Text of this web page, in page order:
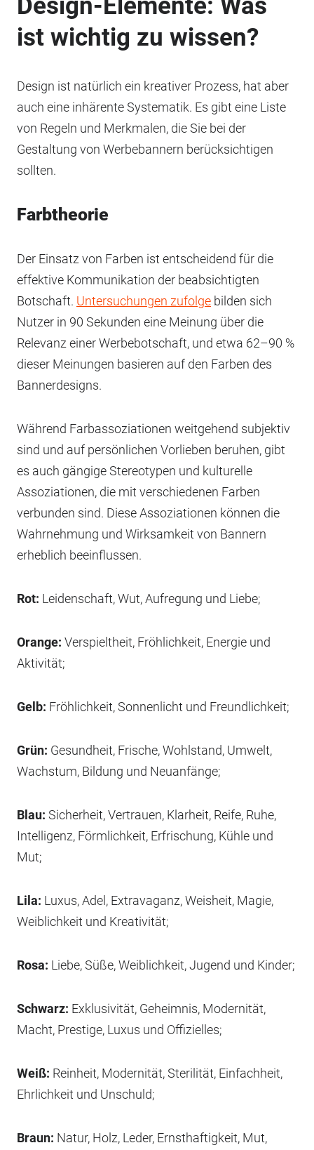
ist wichtig zu wissen?
Design ist natürlich ein kreativer Prozess, hat aber
auch eine inhärente Systematik. Es gibt eine Liste
von Regeln und Merkmalen, die Sie bei der
Gestaltung von Werbebannern berücksichtigen
sollten.
Farbtheorie
Der Einsatz von Farben ist entscheidend für die
effektive Kommunikation der beabsichtigten
Botschaft. Untersuchungen zufolge bilden sich
Nutzer in 90 Sekunden eine Meinung über die
Relevanz einer Werbebotschaft, und etwa 62–90 %
dieser Meinungen basieren auf den Farben des
Bannerdesigns.
Während Farbassoziationen weitgehend subjektiv
sind und auf persönlichen Vorlieben beruhen, gibt
es auch gängige Stereotypen und kulturelle
Assoziationen, die mit verschiedenen Farben
verbunden sind. Diese Assoziationen können die
Wahrnehmung und Wirksamkeit von Bannern
erheblich beeinflussen.
Rot: Leidenschaft, Wut, Aufregung und Liebe;
Orange: Verspieltheit, Fröhlichkeit, Energie und
Aktivität;
Gelb: Fröhlichkeit, Sonnenlicht und Freundlichkeit;
Grün: Gesundheit, Frische, Wohlstand, Umwelt,
Wachstum, Bildung und Neuanfänge;
Blau: Sicherheit, Vertrauen, Klarheit, Reife, Ruhe,
Intelligenz, Förmlichkeit, Erfrischung, Kühle und
Mut;
Lila: Luxus, Adel, Extravaganz, Weisheit, Magie,
Weiblichkeit und Kreativität;
Rosa: Liebe, Süße, Weiblichkeit, Jugend und Kinder;
Schwarz: Exklusivität, Geheimnis, Modernität,
Macht, Prestige, Luxus und Offizielles;
Weiß: Reinheit, Modernität, Sterilität, Einfachheit,
Ehrlichkeit und Unschuld;
Braun: Natur, Holz, Leder, Ernsthaftigkeit, Mut,